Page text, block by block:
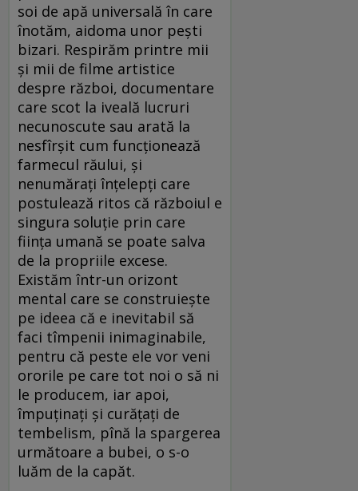
soi de apă universală în care
înotăm, aidoma unor peşti
bizari. Respirăm printre mii
şi mii de filme artistice
despre război, documentare
care scot la iveală lucruri
necunoscute sau arată la
nesfîrşit cum funcţionează
farmecul răului, şi
nenumăraţi înţelepţi care
postulează ritos că războiul e
singura soluţie prin care
fiinţa umană se poate salva
de la propriile excese.
Existăm într-un orizont
mental care se construieşte
pe ideea că e inevitabil să
faci tîmpenii inimaginabile,
pentru că peste ele vor veni
ororile pe care tot noi o să ni
le producem, iar apoi,
împuţinaţi şi curăţaţi de
tembelism, pînă la spargerea
următoare a bubei, o s-o
luăm de la capăt.